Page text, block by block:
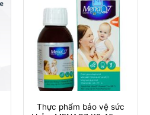
Thực phẩm bảo vệ sức